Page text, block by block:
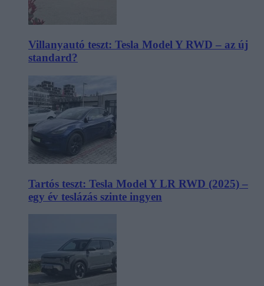
Villanyautó teszt: Tesla Model Y RWD – az új
standard?
Tartós teszt: Tesla Model Y LR RWD (2025) –
egy év teslázás szinte ingyen